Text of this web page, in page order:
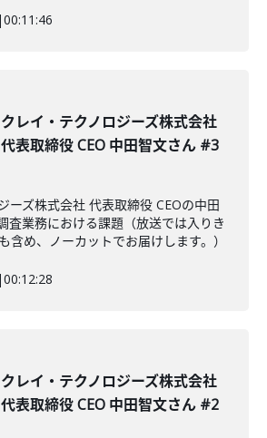
|00:11:46
クレイ・テクノロジーズ株式会社
代表取締役 CEO 中田智文さん #3
ーズ株式会社 代表取締役 CEOの中田
査業務における課題（放送では入りき
含め、ノーカットでお届けします。）
|00:12:28
クレイ・テクノロジーズ株式会社
代表取締役 CEO 中田智文さん #2